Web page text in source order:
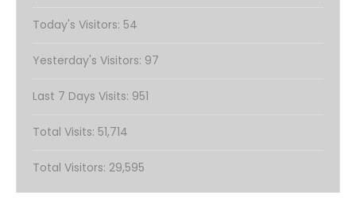
Today's Visitors: 54
Yesterday's Visitors: 97
Last 7 Days Visits: 951
Total Visits: 51,714
Total Visitors: 29,595